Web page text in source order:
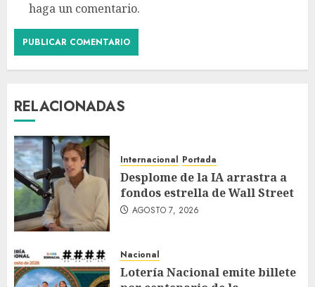
haga un comentario.
RELACIONADAS
Internacional Portada
Desplome de la IA arrastra a
fondos estrella de Wall Street
AGOSTO 7, 2026
Nacional
Lotería Nacional emite billete